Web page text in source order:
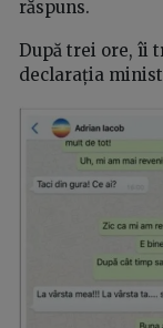
răspuns.
După trei ore, îi
declarația